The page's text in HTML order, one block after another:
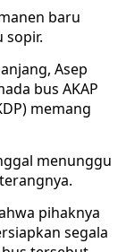
baru
sopir.
Asep
bus AKAP
memang
menunggu
pihaknya
segala